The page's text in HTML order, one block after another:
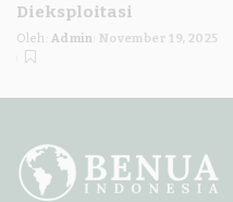
Dieksploitasi
Posted
by
Oleh: Admin November 19, 2025